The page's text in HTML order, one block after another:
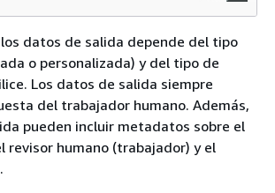
datos de salida depende del tipo
o personalizada) y del tipo de
Los datos de salida siempre
del trabajador humano. Además,
pueden incluir metadatos sobre el
revisor humano (trabajador) y el